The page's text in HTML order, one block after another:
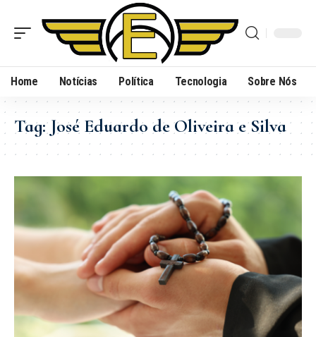
Home Notícias Política Tecnologia Sobre Nós
Tag:José Eduardo de Oliveira e Silva